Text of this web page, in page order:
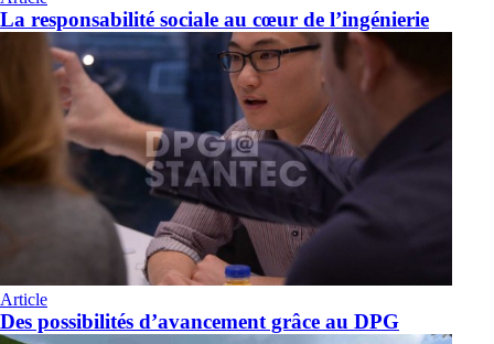
La responsabilité sociale au cœur de l’ingénierie
Article
Des possibilités d’avancement grâce au DPG